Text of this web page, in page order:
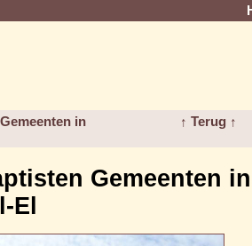
in
↑ Terug ↑
Gemeenten in
El